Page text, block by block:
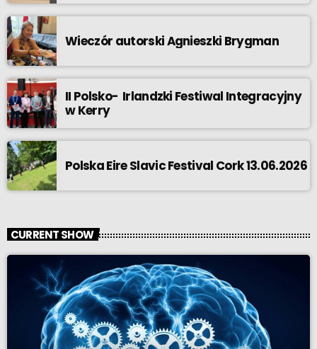
Wieczór autorski Agnieszki Brygman
II Polsko- Irlandzki Festiwal Integracyjny
w Kerry
Polska Eire Slavic Festival Cork 13.06.2026
CURRENT SHOW